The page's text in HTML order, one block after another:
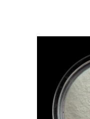
При отправке
перевозчика,
ответственности